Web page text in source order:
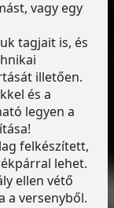
vagy egy
tagjait is, és
illetően.
és a
legyen a
felkészített,
lehet.
ellen vétő
a versenyből.